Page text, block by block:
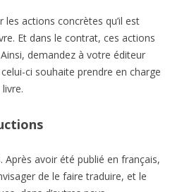
les actions concrètes qu’il est
Et dans le contrat, ces actions
demandez à votre éditeur
ci souhaite prendre en charge
Après avoir été publié en français,
de le faire traduire, et le